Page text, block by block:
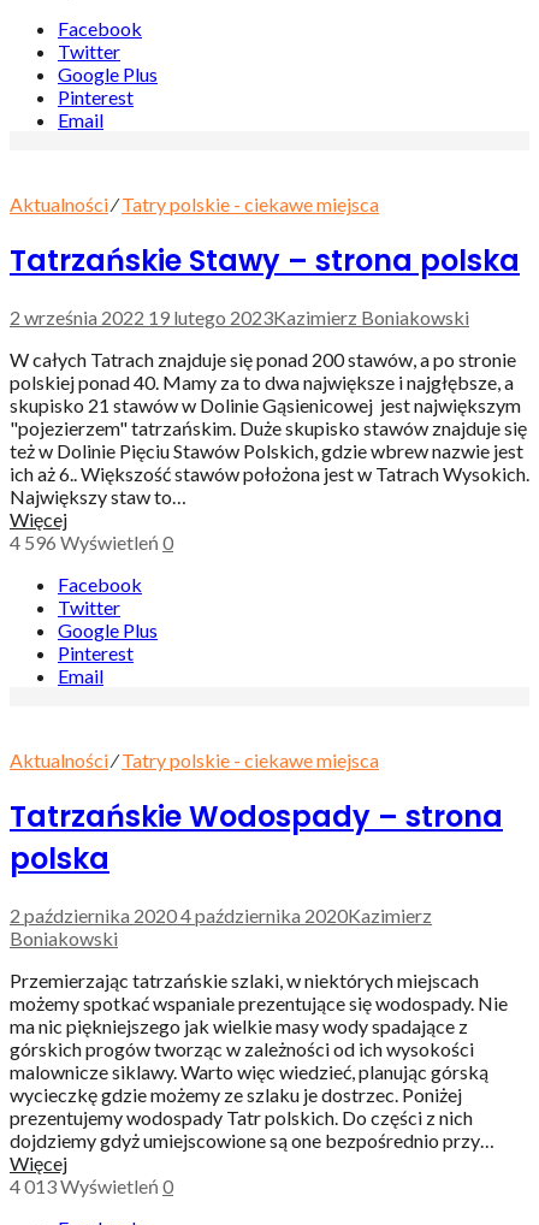
Facebook
Twitter
Google Plus
Pinterest
Email
Aktualności⁄Tatry polskie - ciekawe miejsca
Tatrzańskie Stawy – strona polska
2 września 2022 19 lutego 2023Kazimierz Boniakowski
W całych Tatrach znajduje się ponad 200 stawów, a po stronie
polskiej ponad 40. Mamy za to dwa największe i najgłębsze, a
skupisko 21 stawów w Dolinie Gąsienicowej jest największym
"pojezierzem" tatrzańskim. Duże skupisko stawów znajduje się
też w Dolinie Pięciu Stawów Polskich, gdzie wbrew nazwie jest
ich aż 6.. Większość stawów położona jest w Tatrach Wysokich.
Największy staw to…
Więcej
4 596 Wyświetleń 0
Facebook
Twitter
Google Plus
Pinterest
Email
Aktualności⁄Tatry polskie - ciekawe miejsca
Tatrzańskie Wodospady – strona
polska
2 października 20204 października 2020Kazimierz
Boniakowski
Przemierzając tatrzańskie szlaki, w niektórych miejscach
możemy spotkać wspaniale prezentujące się wodospady. Nie
ma nic piękniejszego jak wielkie masy wody spadające z
górskich progów tworząc w zależności od ich wysokości
malownicze siklawy. Warto więc wiedzieć, planując górską
wycieczkę gdzie możemy ze szlaku je dostrzec. Poniżej
prezentujemy wodospady Tatr polskich. Do części z nich
dojdziemy gdyż umiejscowione są one bezpośrednio przy…
Więcej
4 013Wyświetleń 0